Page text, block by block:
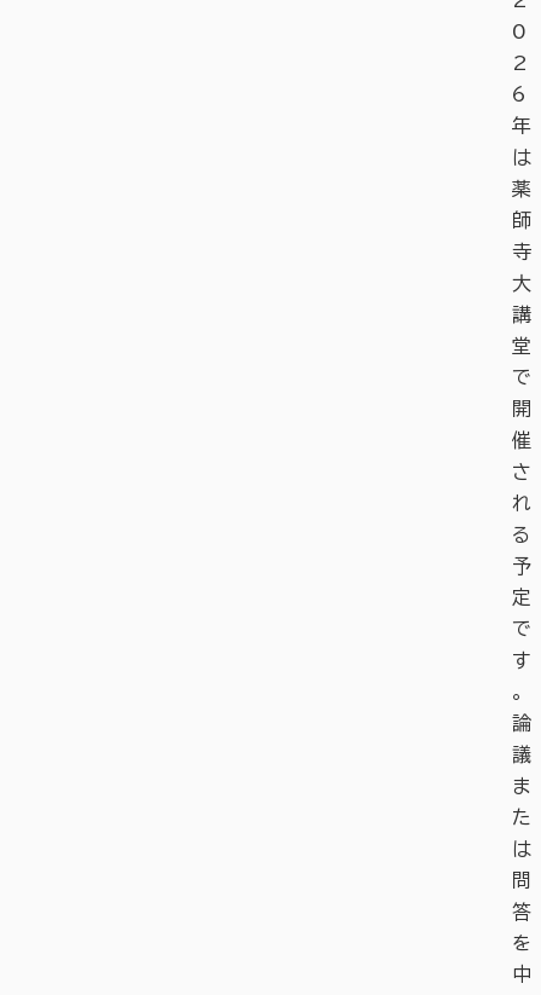
0
2
6
年
は
薬
師
寺
大
講
堂
で
開
催
さ
れ
る
予
定
で
す
。
論
議
ま
た
は
問
答
を
中